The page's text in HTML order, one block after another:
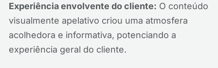
Experiência envolvente do cliente: O conteúdo
visualmente apelativo criou uma atmosfera
acolhedora e informativa, potenciando a
experiência geral do cliente.